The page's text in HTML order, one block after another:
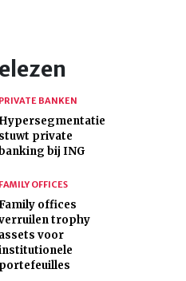
PRIVATE BANKEN
Hypersegmentatie
stuwt private
bij ING
FAMILY OFFICES
Family offices
trophy
assets voor
portefeuilles